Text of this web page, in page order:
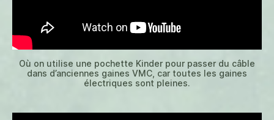
Où on utilise une pochette Kinder pour passer du câble
dans d’anciennes gaines VMC, car toutes les gaines
électriques sont pleines.